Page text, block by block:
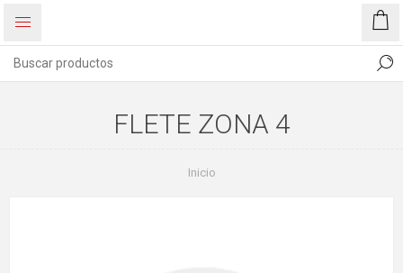
FLETE ZONA 4
Inicio